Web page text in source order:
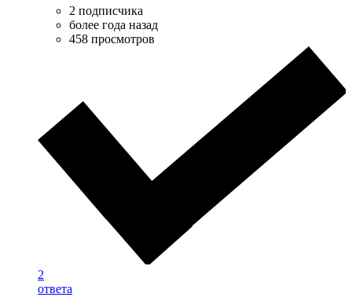
2 подписчика
более года назад
458 просмотров
2
ответа